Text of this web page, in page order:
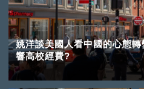
姚洋談美國人看中國的心態
響高校經費?